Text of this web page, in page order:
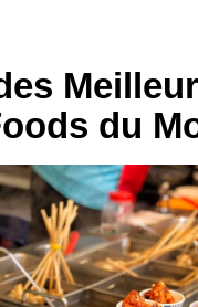
du